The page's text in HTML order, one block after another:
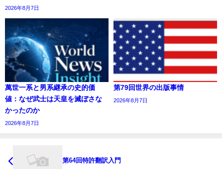
2026年8月7日
萬世一系と男系継承の史的価
値：なぜ武士は天皇を滅ぼさな
かったのか
2026年8月7日
第79回世界の出版事情
2026年8月7日
第64回特許翻訳入門